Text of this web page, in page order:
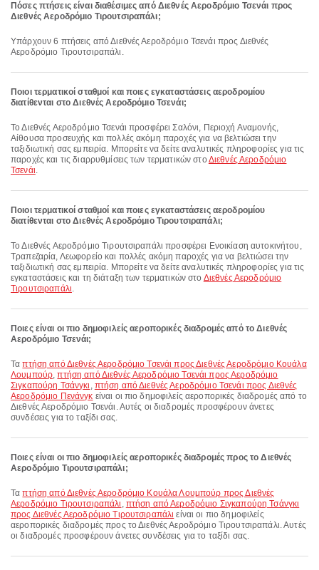
Πόσες πτήσεις είναι διαθέσιμες από Διεθνές Αεροδρόμιο Τσενάι προς
Διεθνές Αεροδρόμιο Τιρουτσιραπάλι;
Υπάρχουν 6 πτήσεις από Διεθνές Αεροδρόμιο Τσενάι προς Διεθνές
Αεροδρόμιο Τιρουτσιραπάλι.
Ποιοι τερματικοί σταθμοί και ποιες εγκαταστάσεις αεροδρομίου
διατίθενται στο Διεθνές Αεροδρόμιο Τσενάι;
Το Διεθνές Αεροδρόμιο Τσενάι προσφέρει Σαλόνι, Περιοχή Αναμονής,
Αίθουσα προσευχής και πολλές ακόμη παροχές για να βελτιώσει την
ταξιδιωτική σας εμπειρία. Μπορείτε να δείτε αναλυτικές πληροφορίες για τις
παροχές και τις διαρρυθμίσεις των τερματικών στοΔιεθνές Αεροδρόμιο
Τσενάι.
Ποιοι τερματικοί σταθμοί και ποιες εγκαταστάσεις αεροδρομίου
διατίθενται στο Διεθνές Αεροδρόμιο Τιρουτσιραπάλι;
Το Διεθνές Αεροδρόμιο Τιρουτσιραπάλι προσφέρει Ενοικίαση αυτοκινήτου,
Τραπεζαρία, Λεωφορείο και πολλές ακόμη παροχές για να βελτιώσει την
ταξιδιωτική σας εμπειρία. Μπορείτε να δείτε αναλυτικές πληροφορίες για τις
εγκαταστάσεις και τη διάταξη των τερματικών στο Διεθνές Αεροδρόμιο
Τιρουτσιραπάλι.
Ποιες είναι οι πιο δημοφιλείς αεροπορικές διαδρομές από το Διεθνές
Αεροδρόμιο Τσενάι;
Ταπτήση από Διεθνές Αεροδρόμιο Τσενάι προς Διεθνές Αεροδρόμιο Κουάλα
Λουμπούρ,πτήση από Διεθνές Αεροδρόμιο Τσενάι προς Αεροδρόμιο
Σιγκαπούρη Τσάνγκι , πτήση από Διεθνές Αεροδρόμιο Τσενάι προς Διεθνές
Αεροδρόμιο Πενάνγκ είναι οι πιο δημοφιλείς αεροπορικές διαδρομές από το
Διεθνές Αεροδρόμιο Τσενάι. Αυτές οι διαδρομές προσφέρουν άνετες
συνδέσεις για το ταξίδι σας.
Ποιες είναι οι πιο δημοφιλείς αεροπορικές διαδρομές προς το Διεθνές
Αεροδρόμιο Τιρουτσιραπάλι;
Ταπτήση από Διεθνές Αεροδρόμιο Κουάλα Λουμπούρ προς Διεθνές
Αεροδρόμιο Τιρουτσιραπάλι , πτήση από Αεροδρόμιο Σιγκαπούρη Τσάνγκι
προς Διεθνές Αεροδρόμιο Τιρουτσιραπάλι είναι οι πιο δημοφιλείς
αεροπορικές διαδρομές προς το Διεθνές Αεροδρόμιο Τιρουτσιραπάλι. Αυτές
οι διαδρομές προσφέρουν άνετες συνδέσεις για το ταξίδι σας.